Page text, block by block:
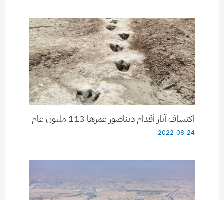
اكتشاف آثار أقدام ديناصور عمرها 113 مليون عام
2022-08-24